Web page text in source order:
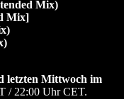
Mix)
Mix]
letzten Mittwoch im
/ 22:00 Uhr CET.